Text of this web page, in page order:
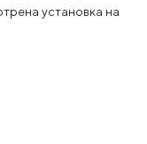
установка на